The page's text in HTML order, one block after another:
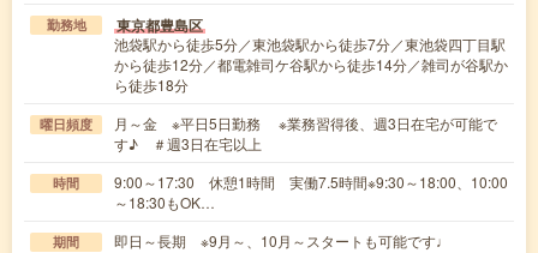
勤務地 東京都豊島区
池袋駅から徒歩5分／東池袋駅から徒歩7分／東池袋四丁目駅
から徒歩12分／都電雑司ケ谷駅から徒歩14分／雑司が谷駅か
ら徒歩18分
曜日頻度
月～金 ※平日5日勤務 ※業務習得後、週3日在宅が可能で
す♪ ＃週3日在宅以上
時間
9:00～17:30 休憩1時間 実働7.5時間※9:30～18:00、10:00
～18:30もOK…
期間 即日～長期 ※9月～、10月～スタートも可能です♩